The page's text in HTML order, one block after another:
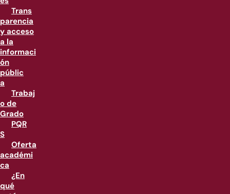
Trans
parencia
y acceso
a la
informaci
ón
públic
a
Trabaj
o de
Grado
PQR
S
Oferta
académi
ca
¿En
qué